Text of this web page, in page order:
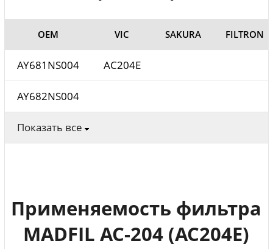
ОЕМ VIC SAKURA FILTRON
AY681NS004 AC204E
AY682NS004
Показать все
Применяемость фильтра
MADFIL AC-204 (AC204E)